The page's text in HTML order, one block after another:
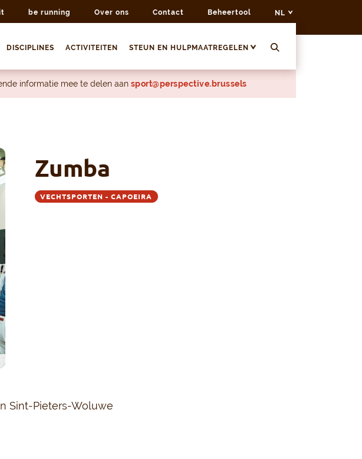
be running Over ons Contact Beheertool NL
DISCIPLINES ACTIVITEITEN STEUN EN HULPMAATREGELEN
informatie mee te delen aan sport@perspective.brussels
Zumba
VECHTSPORTEN - CAPOEIRA
Sint-Pieters-Woluwe